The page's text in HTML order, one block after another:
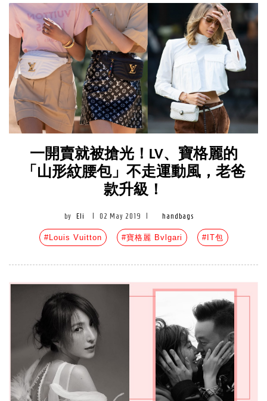
一開賣就被搶光！LV、寶格麗的
「山形紋腰包」不走運動風，老爸
款升級！
by Eli 02 May 2019 handbags
#Louis Vuitton #寶格麗 Bvlgari #IT包